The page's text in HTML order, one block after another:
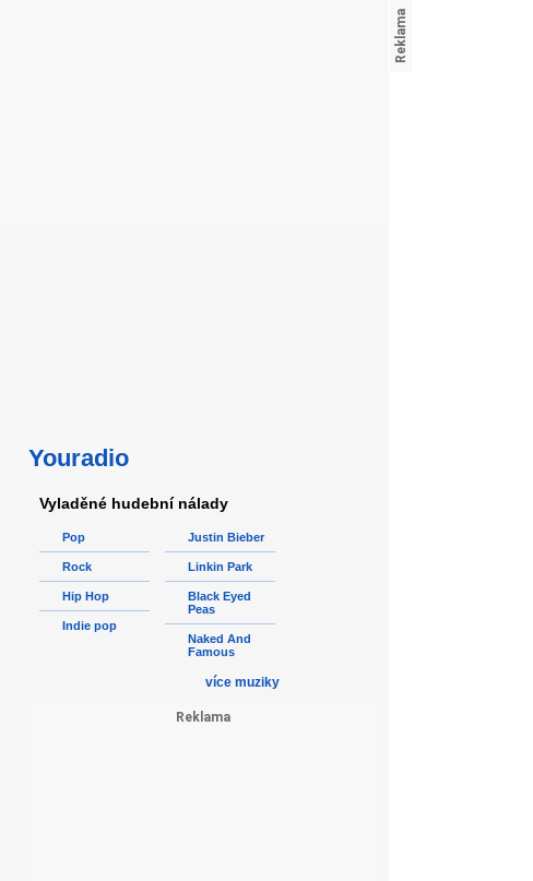
Youradio
Vyladěné hudební nálady
Pop
Rock
Hip Hop
Indie pop
Justin Bieber
Linkin Park
Black Eyed
Peas
Naked And
Famous
více muziky